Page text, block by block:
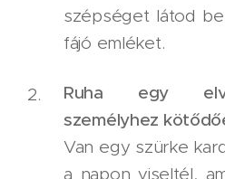
szépséget látod
fájó emléket.
Ruha egy
személyhez
Van egy szürke
a napon viseltél,